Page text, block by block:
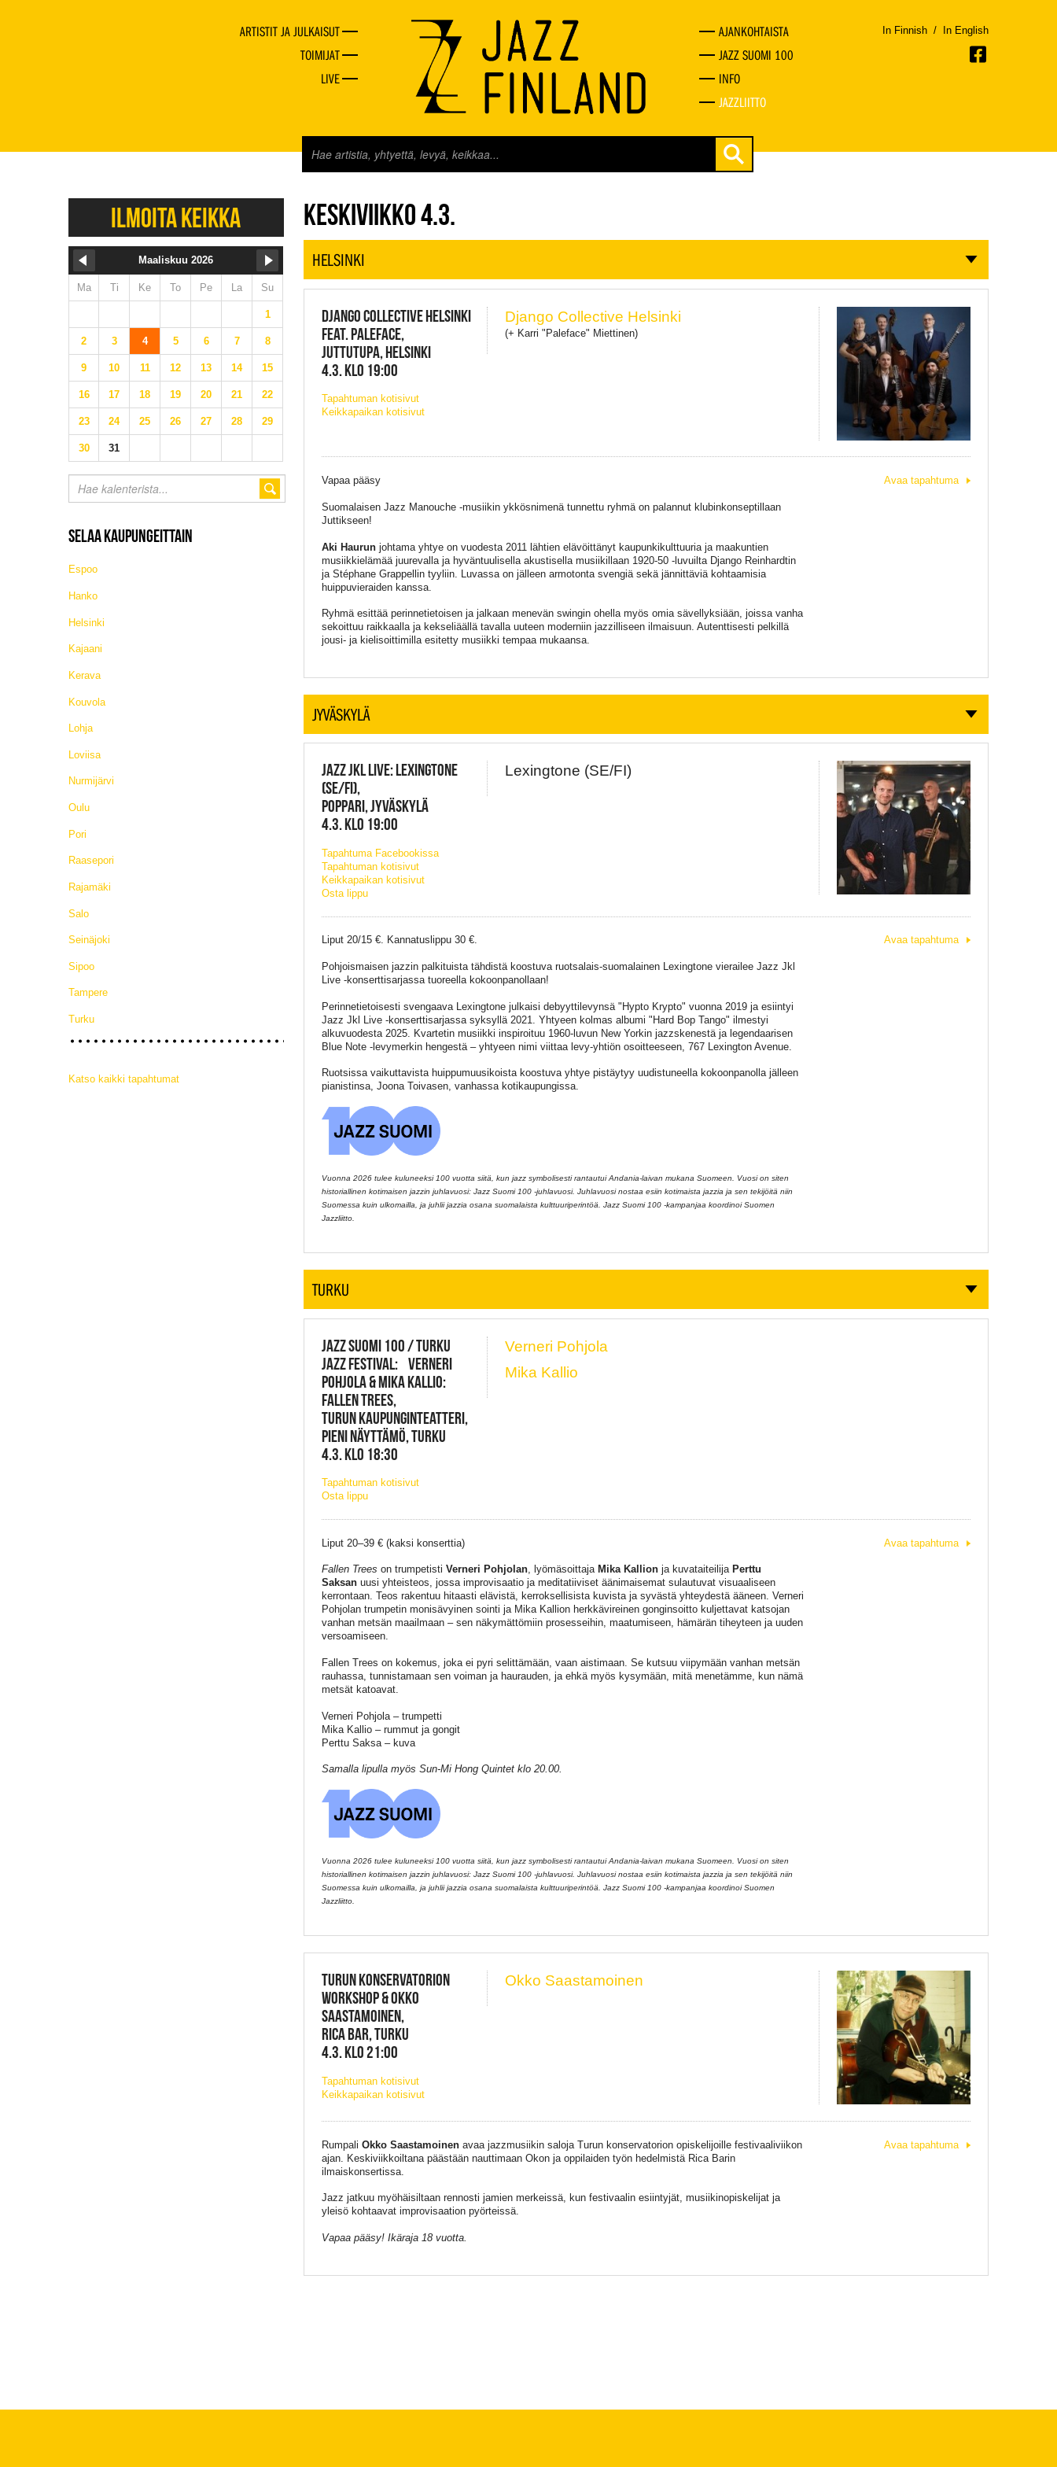
ARTISTIT JA JULKAISUT
TOIMIJAT
LIVE
AJANKOHTAISTA
JAZZ SUOMI 100
INFO
JAZZLIITTO
In Finnish / In English
ILMOITA KEIKKA
Maaliskuu 2026
Ma Ti Ke To Pe La Su
1
2 3 4 5 6 7 8
9 10 11 12 13 14 15
16 17 18 19 20 21 22
23 24 25 26 27 28 29
30 31
SELAA KAUPUNGEITTAIN
Espoo
Hanko
Helsinki
Kajaani
Kerava
Kouvola
Lohja
Loviisa
Nurmijärvi
Oulu
Pori
Raasepori
Rajamäki
Salo
Seinäjoki
Sipoo
Tampere
Turku
Katso kaikki tapahtumat
JAZZ FINLAND LIVE
KESKIVIIKKO 4.3.
HELSINKI
DJANGO COLLECTIVE HELSINKI
FEAT. PALEFACE,
JUTTUTUPA, HELSINKI
4.3. KLO 19:00
Tapahtuman kotisivut
Keikkapaikan kotisivut
Django Collective Helsinki
(+ Karri "Paleface" Miettinen)
Vapaa pääsy
Suomalaisen Jazz Manouche -musiikin ykkösnimenä tunnettu ryhmä on palannut klubinkonseptillaan
Juttikseen!
Aki Haurunjohtama yhtye on vuodesta 2011 lähtien elävöittänyt kaupunkikulttuuria ja maakuntien
musiikkielämää juurevalla ja hyväntuulisella akustisella musiikillaan 1920-50 -luvuilta Django Reinhardtin
ja Stéphane Grappellin tyyliin. Luvassa on jälleen armotonta svengiä sekä jännittäviä kohtaamisia
huippuvieraiden kanssa.
Ryhmä esittää perinnetietoisen ja jalkaan menevän swingin ohella myös omia sävellyksiään, joissa vanha
sekoittuu raikkaalla ja kekseliäällä tavalla uuteen moderniin jazzilliseen ilmaisuun. Autenttisesti pelkillä
jousi- ja kielisoittimilla esitetty musiikki tempaa mukaansa.
Avaa tapahtuma
JYVÄSKYLÄ
JAZZ JKL LIVE: LEXINGTONE
(SE/FI),
POPPARI, JYVÄSKYLÄ
4.3. KLO 19:00
Tapahtuma Facebookissa
Tapahtuman kotisivut
Keikkapaikan kotisivut
Osta lippu
Lexingtone (SE/FI)
Liput 20/15 €. Kannatuslippu 30 €.
Pohjoismaisen jazzin palkituista tähdistä koostuva ruotsalais-suomalainen Lexingtone vierailee Jazz Jkl
Live -konserttisarjassa tuoreella kokoonpanollaan!
Perinnetietoisesti svengaava Lexingtone julkaisi debyyttilevynsä "Hypto Krypto" vuonna 2019 ja esiintyi
Jazz Jkl Live -konserttisarjassa syksyllä 2021. Yhtyeen kolmas albumi "Hard Bop Tango" ilmestyi
alkuvuodesta 2025. Kvartetin musiikki inspiroituu 1960-luvun New Yorkin jazzskenestä ja legendaarisen
Blue Note -levymerkin hengestä – yhtyeen nimi viittaa levy-yhtiön osoitteeseen, 767 Lexington Avenue.
Ruotsissa vaikuttavista huippumuusikoista koostuva yhtye pistäytyy uudistuneella kokoonpanolla jälleen
pianistinsa, Joona Toivasen, vanhassa kotikaupungissa.
Vuonna 2026 tulee kuluneeksi 100 vuotta siitä, kun jazz symbolisesti rantautui Andania-laivan mukana Suomeen. Vuosi on siten
historiallinen kotimaisen jazzin juhlavuosi: Jazz Suomi 100 -juhlavuosi. Juhlavuosi nostaa esiin kotimaista jazzia ja sen tekijöitä niin
Suomessa kuin ulkomailla, ja juhlii jazzia osana suomalaista kulttuuriperintöä. Jazz Suomi 100 -kampanjaa koordinoi Suomen
Jazzliitto.
Avaa tapahtuma
TURKU
JAZZ SUOMI 100 / TURKU
JAZZ FESTIVAL: VERNERI
POHJOLA & MIKA KALLIO:
FALLEN TREES,
TURUN KAUPUNGINTEATTERI,
PIENI NÄYTTÄMÖ, TURKU
4.3. KLO 18:30
Tapahtuman kotisivut
Osta lippu
Verneri Pohjola
Mika Kallio
Liput 20–39 € (kaksi konserttia)
Fallen Trees on trumpetisti Verneri Pohjolan, lyömäsoittaja Mika Kallionja kuvataiteilija Perttu
Saksanuusi yhteisteos, jossa improvisaatio ja meditatiiviset äänimaisemat sulautuvat visuaaliseen
kerrontaan. Teos rakentuu hitaasti elävistä, kerroksellisista kuvista ja syvästä yhteydestä ääneen. Verneri
Pohjolan trumpetin monisävyinen sointi ja Mika Kallion herkkävireinen gonginsoitto kuljettavat katsojan
vanhan metsän maailmaan – sen näkymättömiin prosesseihin, maatumiseen, hämärän tiheyteen ja uuden
versoamiseen.
Fallen Trees on kokemus, joka ei pyri selittämään, vaan aistimaan. Se kutsuu viipymään vanhan metsän
rauhassa, tunnistamaan sen voiman ja haurauden, ja ehkä myös kysymään, mitä menetämme, kun nämä
metsät katoavat.
Verneri Pohjola – trumpetti
Mika Kallio – rummut ja gongit
Perttu Saksa – kuva
Samalla lipulla myös Sun-Mi Hong Quintet klo 20.00.
Vuonna 2026 tulee kuluneeksi 100 vuotta siitä, kun jazz symbolisesti rantautui Andania-laivan mukana Suomeen. Vuosi on siten
historiallinen kotimaisen jazzin juhlavuosi: Jazz Suomi 100 -juhlavuosi. Juhlavuosi nostaa esiin kotimaista jazzia ja sen tekijöitä niin
Suomessa kuin ulkomailla, ja juhlii jazzia osana suomalaista kulttuuriperintöä. Jazz Suomi 100 -kampanjaa koordinoi Suomen
Jazzliitto.
Avaa tapahtuma
TURUN KONSERVATORION
WORKSHOP & OKKO
SAASTAMOINEN,
RICA BAR, TURKU
4.3. KLO 21:00
Tapahtuman kotisivut
Keikkapaikan kotisivut
Okko Saastamoinen
Rumpali Okko Saastamoinenavaa jazzmusiikin saloja Turun konservatorion opiskelijoille festivaaliviikon
ajan. Keskiviikkoiltana päästään nauttimaan Okon ja oppilaiden työn hedelmistä Rica Barin
ilmaiskonsertissa.
Jazz jatkuu myöhäisiltaan rennosti jamien merkeissä, kun festivaalin esiintyjät, musiikinopiskelijat ja
yleisö kohtaavat improvisaation pyörteissä.
Vapaa pääsy! Ikäraja 18 vuotta.
Avaa tapahtuma